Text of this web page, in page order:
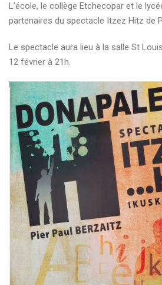
L’école, le collège Etchecopar et le
partenaires du spectacle Itzez Hitz de
Le spectacle aura lieu à la salle St
12 février à 21h.